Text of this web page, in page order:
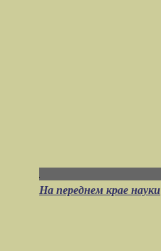
На переднем крае науки